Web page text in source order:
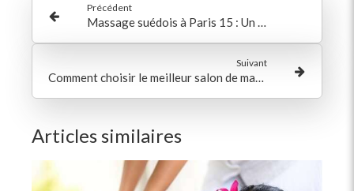
Précédent
Suivant
Articles similaires